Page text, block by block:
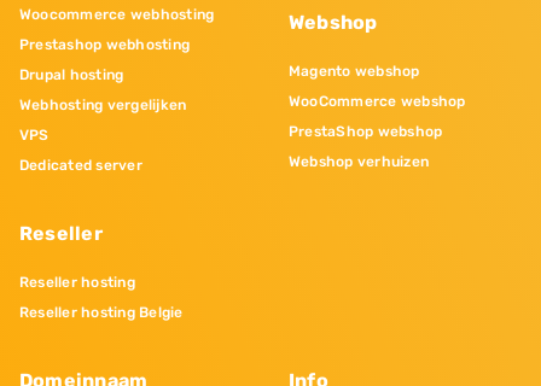
Woocommerce webhosting
Prestashop webhosting
Drupal hosting
Webhosting vergelijken
VPS
Dedicated server
Reseller
Reseller hosting
Reseller hosting Belgie
Webshop
Magento webshop
WooCommerce webshop
PrestaShop webshop
Webshop verhuizen
Domeinnaam Info